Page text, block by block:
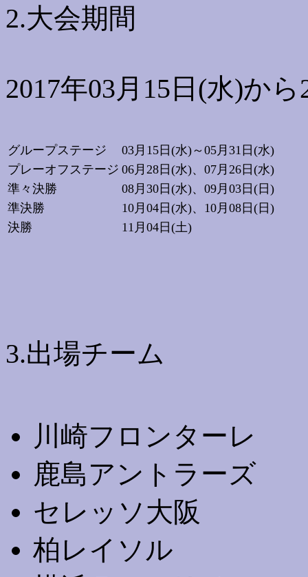
2.大会期間
2017年03月15日(水)か
グループステージ
03月15日(水)～05月31日(水)
プレーオフステージ 06月28日(水)、07月26日(水)
準々決勝
08月30日(水)、09月03日(日)
準決勝
10月04日(水)、10月08日(日)
決勝
11月04日(土)
3.出場チーム
川崎フロンターレ
鹿島アントラーズ
セレッソ大阪
柏レイソル